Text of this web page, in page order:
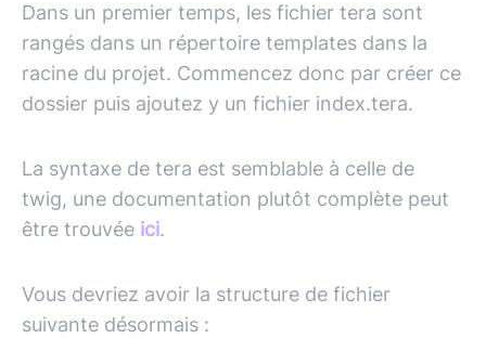
Dans un premier temps, les fichier tera sont
rangés dans un répertoire templates dans la
racine du projet. Commencez donc par créer ce
dossier puis ajoutez y un fichier index.tera.
La syntaxe de tera est semblable à celle de
twig, une documentation plutôt complète peut
être trouvée ici.
Vous devriez avoir la structure de fichier
suivante désormais :